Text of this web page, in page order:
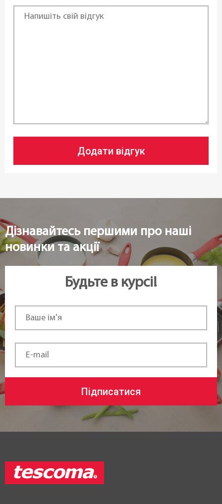
Додати відгук
Дізнавайтесь першими про наші
новинки та акції
Будьте в курсі!
Підписатися